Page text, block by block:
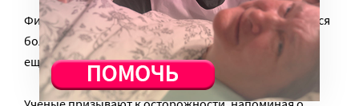
Физетин и другие природные флавоноиды считаются
более безопасными, но их долгосрочные эффекты
еще изучаются.